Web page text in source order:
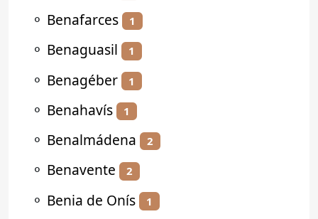
⚬ Benafarces 1
⚬ Benaguasil 1
⚬ Benagéber 1
⚬ Benahavís 1
⚬ Benalmádena 2
⚬ Benavente 2
⚬ Benia de Onís 1